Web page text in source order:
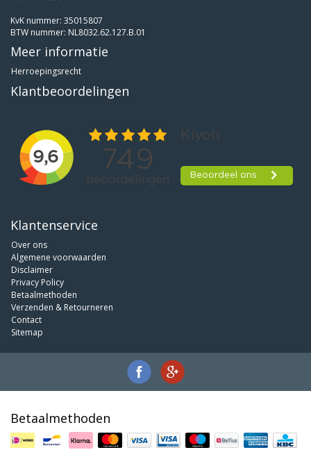
KvK nummer: 35015807
BTW nummer: NL8032.62.127.B.01
Meer informatie
Herroepingsrecht
Klantbeoordelingen
Klantenservice
Over ons
Algemene voorwaarden
Disclaimer
Privacy Policy
Betaalmethoden
Verzenden & Retourneren
Contact
Sitemap
Betaalmethoden